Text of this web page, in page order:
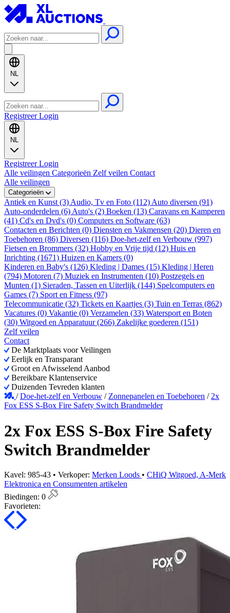
NL
RegistreerLogin
NL
RegistreerLogin
Alle veilingen Categorieën Zelf veilen Contact
Alle veilingen
Categorieën
Antiek en Kunst (3) Audio, Tv en Foto (112) Auto diversen (91)
Auto-onderdelen (6) Auto's (2) Boeken (13) Caravans en Kamperen
(41) Cd's en Dvd's (0) Computers en Software (63)
Contacten en Berichten (0) Diensten en Vakmensen (20) Dieren en
Toebehoren (86) Diversen (116) Doe-het-zelf en Verbouw (997)
Fietsen en Brommers (32) Hobby en Vrije tijd (12) Huis en
Inrichting (1671) Huizen en Kamers (0)
Kinderen en Baby's (126) Kleding | Dames (15) Kleding | Heren
(794) Motoren (7) Muziek en Instrumenten (10) Postzegels en
Munten (1) Sieraden, Tassen en Uiterlijk (144) Spelcomputers en
Games (7) Sport en Fitness (97)
Telecommunicatie (32) Tickets en Kaartjes (3) Tuin en Terras (862)
Vacatures (0) Vakantie (0) Verzamelen (33) Watersport en Boten
(30) Witgoed en Apparatuur (266) Zakelijke goederen (151)
Zelf veilen
Contact
De Marktplaats voor Veilingen
Eerlijk en Transparant
Groot en Afwisselend Aanbod
Bereikbare Klantenservice
Duizenden Tevreden klanten
/Doe-het-zelf en Verbouw / Zonnepanelen en Toebehoren / 2x
Fox ESS S-Box Fire Safety Switch Brandmelder
2x Fox ESS S-Box Fire Safety
Switch Brandmelder
Kavel: 985-43 • Verkoper: Merken Loods • CHiQ Witgoed, A-Merk
Elektronica en Consumenten artikelen
Biedingen: 0
Favorieten: